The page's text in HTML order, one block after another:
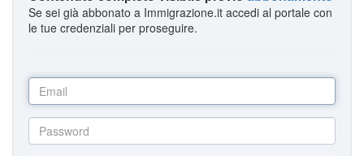
Se sei già abbonato a Immigrazione.it accedi al portale con
le tue credenziali per proseguire.